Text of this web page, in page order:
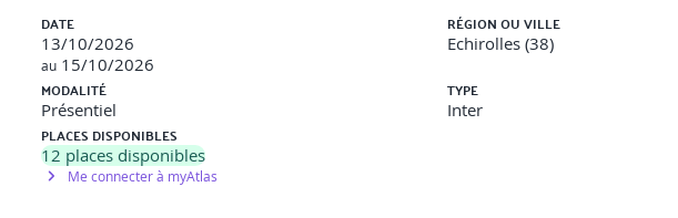
vues. Nuage de mots : "Ce que l’animation change pour l’UX".
adaptative (démo). Analyse en groupe des contraintes natives.
DATE
13/10/2026
au 15/10/2026
RÉGION OU VILLE
Echirolles (38)
MODALITÉ
Présentiel
TYPE
Inter
PLACES DISPONIBLES
12 places disponibles
Me connecter à myAtlas